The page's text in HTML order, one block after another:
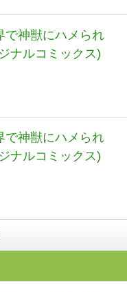
で神獣にハメられ
ナルコミックス)
で神獣にハメられ
ナルコミックス)